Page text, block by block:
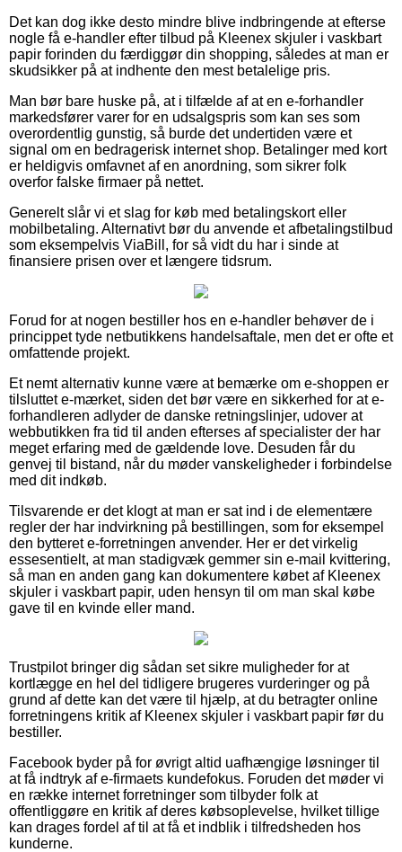
Det kan dog ikke desto mindre blive indbringende at efterse
nogle få e-handler efter tilbud på Kleenex skjuler i vaskbart
papir forinden du færdiggør din shopping, således at man er
skudsikker på at indhente den mest betalelige pris.
Man bør bare huske på, at i tilfælde af at en e-forhandler
markedsfører varer for en udsalgspris som kan ses som
overordentlig gunstig, så burde det undertiden være et
signal om en bedragerisk internet shop. Betalinger med kort
er heldigvis omfavnet af en anordning, som sikrer folk
overfor falske firmaer på nettet.
Generelt slår vi et slag for køb med betalingskort eller
mobilbetaling. Alternativt bør du anvende et afbetalingstilbud
som eksempelvis ViaBill, for så vidt du har i sinde at
finansiere prisen over et længere tidsrum.
Forud for at nogen bestiller hos en e-handler behøver de i
princippet tyde netbutikkens handelsaftale, men det er ofte et
omfattende projekt.
Et nemt alternativ kunne være at bemærke om e-shoppen er
tilsluttet e-mærket, siden det bør være en sikkerhed for at e-
forhandleren adlyder de danske retningslinjer, udover at
webbutikken fra tid til anden efterses af specialister der har
meget erfaring med de gældende love. Desuden får du
genvej til bistand, når du møder vanskeligheder i forbindelse
med dit indkøb.
Tilsvarende er det klogt at man er sat ind i de elementære
regler der har indvirkning på bestillingen, som for eksempel
den bytteret e-forretningen anvender. Her er det virkelig
essesentielt, at man stadigvæk gemmer sin e-mail kvittering,
så man en anden gang kan dokumentere købet af Kleenex
skjuler i vaskbart papir, uden hensyn til om man skal købe
gave til en kvinde eller mand.
Trustpilot bringer dig sådan set sikre muligheder for at
kortlægge en hel del tidligere brugeres vurderinger og på
grund af dette kan det være til hjælp, at du betragter online
forretningens kritik af Kleenex skjuler i vaskbart papir før du
bestiller.
Facebook byder på for øvrigt altid uafhængige løsninger til
at få indtryk af e-firmaets kundefokus. Foruden det møder vi
en række internet forretninger som tilbyder folk at
offentliggøre en kritik af deres købsoplevelse, hvilket tillige
kan drages fordel af til at få et indblik i tilfredsheden hos
kunderne.